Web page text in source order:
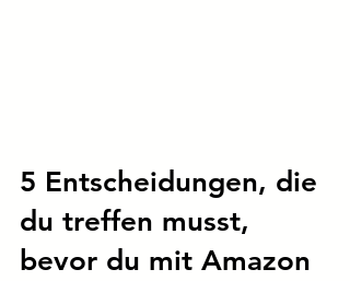
5 Entscheidungen, die
du treffen musst,
bevor du mit Amazon